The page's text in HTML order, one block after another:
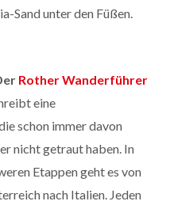
Sand unter den Füßen.
Rother Wanderführer
eine
schon immer davon
nicht getraut haben. In
Etappen geht es von
nach Italien. Jeden